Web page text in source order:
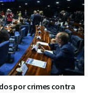
por crimes contra